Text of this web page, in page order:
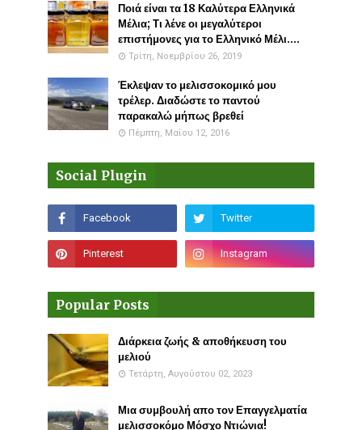
Ποιά είναι τα 18 Καλύτερα Ελληνικά
Μέλια; Τι λένε οι μεγαλύτεροι
επιστήμονες για το Ελληνικό Μέλι....
Τρίτη, Νοεμβρίου 26, 2019
Έκλεψαν το μελισσοκομικό μου
τρέλερ. Διαδώστε το παντού
παρακαλώ μήπως βρεθεί
Πέμπτη, Μαΐου 12, 2016
Social Plugin
Popular Posts
Διάρκεια ζωής & αποθήκευση του
μελιού
Τετάρτη, Αυγούστου 02, 2023
Μια συμβουλή απο τον Επαγγελματία
μελισσοκόμο Μόσχο Ντιώνια!